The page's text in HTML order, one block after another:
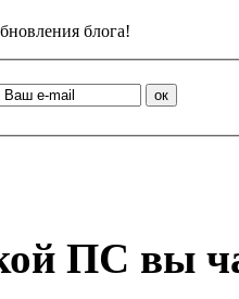
блога!
ПС вы